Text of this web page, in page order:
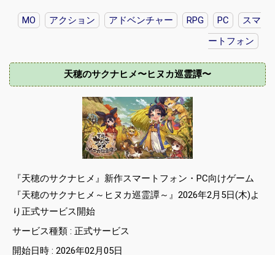
MO アクション アドベンチャー RPG PC
スマ
ートフォン
天穂のサクナヒメ〜ヒヌカ巡霊譚〜
『天穂のサクナヒメ』新作スマートフォン・PC向けゲーム
『天穂のサクナヒメ～ヒヌカ巡霊譚～』2026年2月5日(木)よ
り正式サービス開始
サービス種類 : 正式サービス
開始日時 : 2026年02月05日